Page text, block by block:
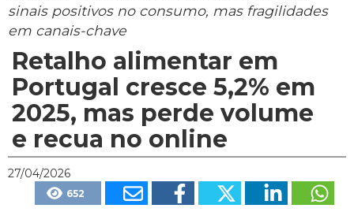
sinais positivos no consumo, mas fragilidades
em canais-chave
Retalho alimentar em
Portugal cresce 5,2% em
2025, mas perde volume
e recua no online
27/04/2026
652